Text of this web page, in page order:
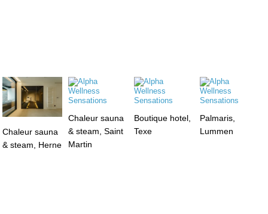
Chaleur sauna
& steam, Herne
Chaleur sauna
& steam, Saint
Martin
Boutique hotel,
Texe
Palmaris,
Lummen